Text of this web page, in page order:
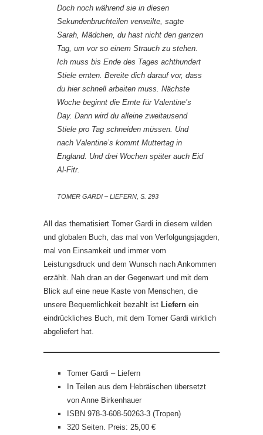
Doch noch während sie in diesen
Sekundenbruchteilen verweilte, sagte
Sarah, Mädchen, du hast nicht den ganzen
Tag, um vor so einem Strauch zu stehen.
Ich muss bis Ende des Tages achthundert
Stiele ernten. Bereite dich darauf vor, dass
du hier schnell arbeiten muss. Nächste
Woche beginnt die Ernte für Valentine’s
Day. Dann wird du alleine zweitausend
Stiele pro Tag schneiden müssen. Und
nach Valentine’s kommt Muttertag in
England. Und drei Wochen später auch Eid
Al-Fitr.
TOMER GARDI – LIEFERN, S. 293
All das thematisiert Tomer Gardi in diesem wilden
und globalen Buch, das mal von Verfolgungsjagden,
mal von Einsamkeit und immer vom
Leistungsdruck und dem Wunsch nach Ankommen
erzählt. Nah dran an der Gegenwart und mit dem
Blick auf eine neue Kaste von Menschen, die
unsere Bequemlichkeit bezahlt ist Liefern ein
eindrückliches Buch, mit dem Tomer Gardi wirklich
abgeliefert hat.
Tomer Gardi – Liefern
In Teilen aus dem Hebräischen übersetzt
von Anne Birkenhauer
ISBN 978-3-608-50263-3 (Tropen)
320 Seiten. Preis: 25,00 €